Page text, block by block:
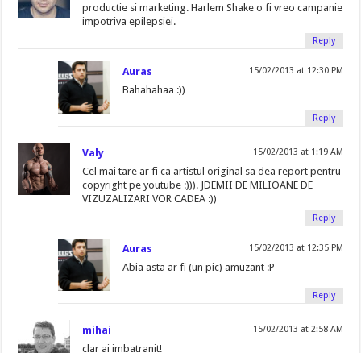
productie si marketing. Harlem Shake o fi vreo campanie
impotriva epilepsiei.
Reply
Auras 15/02/2013 at 12:30 PM
Bahahahaa :))
Reply
Valy 15/02/2013 at 1:19 AM
Cel mai tare ar fi ca artistul original sa dea report pentru
copyright pe youtube :))). JDEMII DE MILIOANE DE
VIZUZALIZARI VOR CADEA :))
Reply
Auras 15/02/2013 at 12:35 PM
Abia asta ar fi (un pic) amuzant :P
Reply
mihai 15/02/2013 at 2:58 AM
clar ai imbatranit!